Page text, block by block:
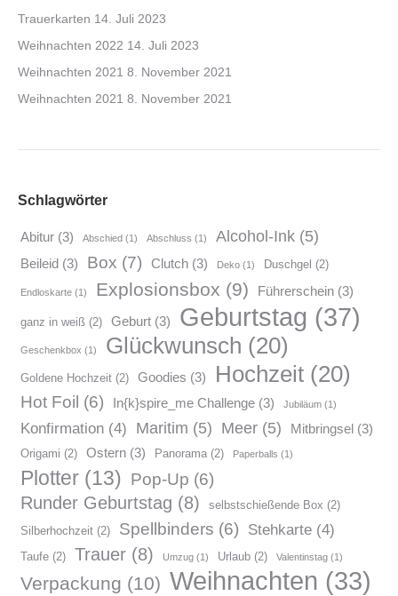
Trauerkarten 14. Juli 2023
Weihnachten 2022 14. Juli 2023
Weihnachten 2021 8. November 2021
Weihnachten 2021 8. November 2021
Schlagwörter
Abitur (3) Abschied (1) Abschluss (1) Alcohol-Ink (5)
Beileid (3) Box (7) Clutch (3) Deko (1) Duschgel (2)
Endloskarte (1) Explosionsbox (9) Führerschein (3)
ganz in weiß (2) Geburt (3) Geburtstag (37)
Geschenkbox (1) Glückwunsch (20)
Goldene Hochzeit (2) Goodies (3) Hochzeit (20)
Hot Foil (6) In{k}spire_me Challenge (3) Jubiläum (1)
Konfirmation (4) Maritim (5) Meer (5) Mitbringsel (3)
Origami (2) Ostern (3) Panorama (2) Paperballs (1)
Plotter (13) Pop-Up (6)
Runder Geburtstag (8) selbstschießende Box (2)
Silberhochzeit (2) Spellbinders (6) Stehkarte (4)
Taufe (2) Trauer (8) Umzug (1) Urlaub (2) Valentinstag (1)
Verpackung (10) Weihnachten (33)